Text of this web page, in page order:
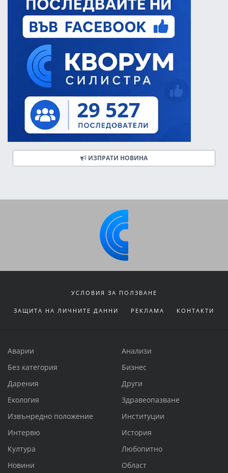
ИЗПРАТИ НОВИНА
УСЛОВИЯ ЗА ПОЛЗВАНЕ
ЗАЩИТА НА ЛИЧНИТЕ ДАННИ РЕКЛАМА КОНТАКТИ
Аварии
Анализи
Без категория
Бизнес
Дарения
Други
Екология
Здравеопазване
Извънредно положение
Институции
Интервю
История
Култура
Любопитно
Новини
Област